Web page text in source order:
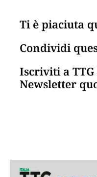
Ti è piaciuta
Condividi
Iscriviti a
Newsletter